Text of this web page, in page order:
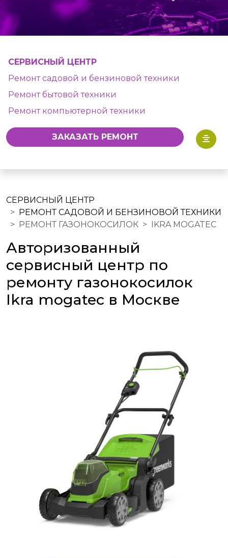
СЕРВИСНЫЙ ЦЕНТР
Ремонт садовой и бензиновой техники
Ремонт бытовой техники
Ремонт компьютерной техники
ЗАКАЗАТЬ РЕМОНТ
СЕРВИСНЫЙ ЦЕНТР
РЕМОНТ САДОВОЙ И БЕНЗИНОВОЙ ТЕХНИКИ
РЕМОНТ ГАЗОНОКОСИЛОК
IKRA MOGATEC
Авторизованный
сервисный центр по
ремонту газонокосилок
Ikra mogatec в Москве